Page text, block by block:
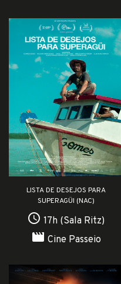
LISTA DE DESEJOS PARA
SUPERAGÜI (NAC)
access_time 17h (Sala Ritz)
movie Cine Passeio